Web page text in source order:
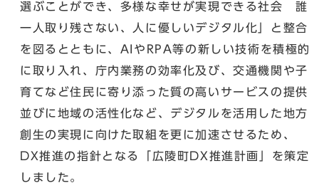
選ぶことができ、多様な幸せが実現できる社会 誰
一人取り残さない、人に優しいデジタル化」と整合
を図るとともに、AIやRPA等の新しい技術を積極的
に取り入れ、庁内業務の効率化及び、交通機関や子
育てなど住民に寄り添った質の高いサービスの提供
並びに地域の活性化など、デジタルを活用した地方
創生の実現に向けた取組を更に加速させるため、
DX推進の指針となる「広陵町DX推進計画」を策定
しました。